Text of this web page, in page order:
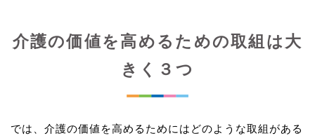
介護の価値を高めるための取組は大
きく３つ
では、介護の価値を高めるためにはどのような取組がある